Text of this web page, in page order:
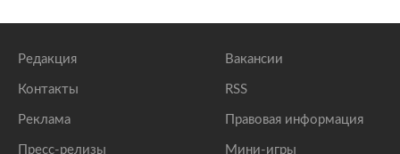
Редакция
Контакты
Реклама
Пресс-релизы
Вакансии
RSS
Правовая информация
Мини-игры